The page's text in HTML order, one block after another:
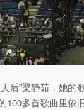
后”梁静茹，她
100多首歌曲里依